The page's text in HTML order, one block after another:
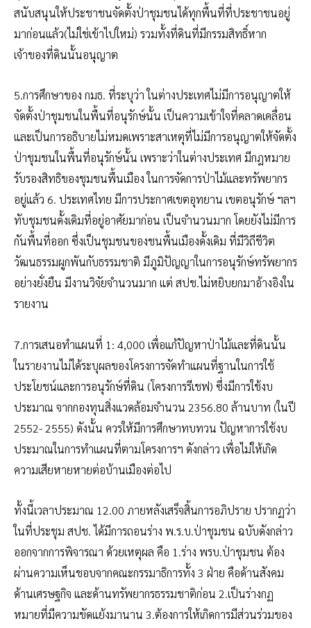
สนับสนุนให้ประชาชนจัดตั้งป่าชุมชนได้ทุกพื้นที่ที่ประชาชนอยู่
มาก่อนแล้ว(ไม่ใช่เข้าไปใหม่) รวมทั้งที่ดินที่มีกรรมสิทธิ์หาก
เจ้าของที่ดินนั้นอนุญาต
5.การศึกษาของ กมธ. ที่ระบุว่า ในต่างประเทศไม่มีการอนุญาตให้
จัดตั้งป่าชุมชนในพื้นที่อนุรักษ์นั้น เป็นความเข้าใจที่คลาดเคลื่อน
และเป็นการอธิบายไม่หมดเพราะสาเหตุที่ไม่มีการอนุญาตให้จัดตั้ง
ป่าชุมชนในพื้นที่อนุรักษ์นั้น เพราะว่าในต่างประเทศ มีกฎหมาย
รับรองสิทธิของชุมชนพื้นเมือง ในการจัดการป่าไม้และทรัพยากร
อยู่แล้ว 6. ประเทศไทย มีการประกาศเขตอุทยาน เขตอนุรักษ์ ฯลฯ
ทับชุมชนดั้งเดิมที่อยู่อาศัยมาก่อน เป็นจำนวนมาก โดยยังไม่มีการ
กันพื้นที่ออก ซึ่งเป็นชุมชนของชนพื้นเมืองดั้งเดิม ที่มีวิถีชีวิต
วัฒนธรรมผูกพันกับธรรมชาติ มีภูมิปัญญาในการอนุรักษ์ทรัพยากร
อย่างยั่งยืน มีงานวิจัยจำนวนมาก แต่ สปช.ไม่หยิบยกมาอ้างอิงใน
รายงาน
7.การเสนอทำแผนที่ 1: 4,000 เพื่อแก้ปัญหาป่าไม้และที่ดินนั้น
ในรายงานไม่ได้ระบุผลของโครงการจัดทำแผนที่ฐานในการใช้
ประโยชน์และการอนุรักษ์ที่ดิน (โครงการรีเชฟ) ซึ่งมีการใช้งบ
ประมาณ จากกองทุนสิ่งแวดล้อมจำนวน 2356.80 ล้านบาท (ในปี
2552- 2555) ดังนั้น ควรให้มีการศึกษาทบทวน ปัญหาการใช้งบ
ประมาณในการทำแผนที่ตามโครงการฯ ดังกล่าว เพื่อไม่ให้เกิด
ความเสียหายหายต่อบ้านเมืองต่อไป
ทั้งนี้เวลาประมาณ 12.00 ภายหลังเสร็จสิ้นการอภิปราย ปรากฏว่า
ในที่ประชุม สปช. ได้มีการถอนร่าง พ.ร.บ.ป่าชุมชน ฉบับดังกล่าว
ออกจากการพิจารณา ด้วยเหตุผล คือ 1.ร่าง พรบ.ป่าชุมชน ต้อง
ผ่านความเห็นชอบจากคณะกรรมาธิการทั้ง 3 ฝ่าย คือด้านสังคม
ด้านเศรษฐกิจ และด้านทรัพยากรธรรมชาติก่อน 2.เป็นร่างกฏ
หมายที่มีความขัดแย้งมานาน 3.ต้องการให้เกิดการมีส่วนร่วมของ